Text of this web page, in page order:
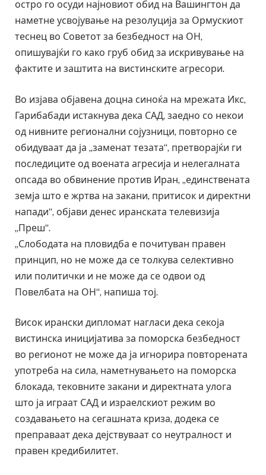
остро го осуди најновиот обид на Вашингтон да
наметне усвојување на резолуција за Ормускиот
теснец во Советот за безбедност на ОН,
опишувајќи го како груб обид за искривување на
фактите и заштита на вистинските агресори.
Во изјава објавена доцна синоќа на мрежата Икс,
Гарибабади истакнува дека САД, заедно со некои
од нивните регионални сојузници, повторно се
обидуваат да ја „заменат тезата“, претворајќи ги
последиците од воената агресија и нелегалната
опсада во обвинение против Иран, „единствената
земја што е жртва на закани, притисок и директни
напади“, објави денес иранската телевизија
„Преш“.
„Слободата на пловидба е почитуван правен
принцип, но не може да се толкува селективно
или политички и не може да се одвои од
Повелбата на ОН“, напиша тој.
Висок ирански дипломат нагласи дека секоја
вистинска иницијатива за поморска безбедност
во регионот не може да ја игнорира повторената
употреба на сила, наметнувањето на поморска
блокада, тековните закани и директната улога
што ја играат САД и израелскиот режим во
создавањето на сегашната криза, додека се
преправаат дека дејствуваат со неутралност и
правен кредибилитет.